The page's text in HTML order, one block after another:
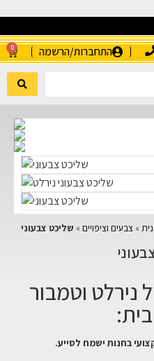
התחברות/הרשמה 0
» צבעים וציפויים » שליכט צבעוני
נירלט וטמבור
בחנות ישמח לסייע.